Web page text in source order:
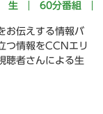
生 60分番組
お伝えする情報バ
つ情報をCCNエリ
聴者さんによる生